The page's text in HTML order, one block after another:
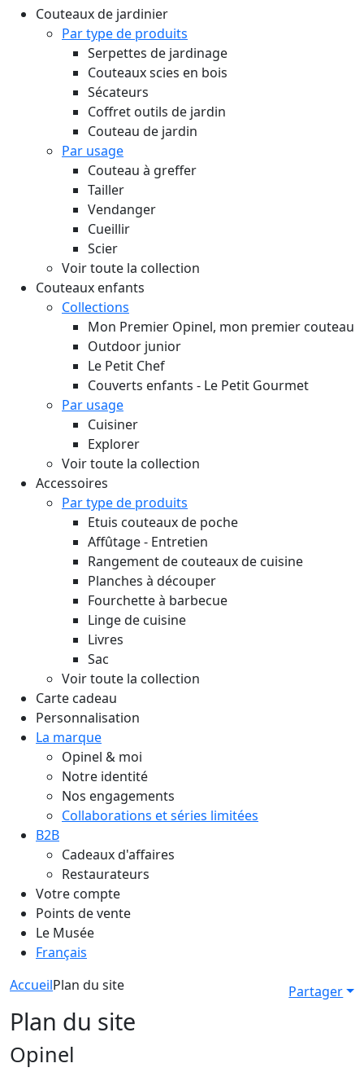
Couteaux de jardinier
Par type de produits
Serpettes de jardinage
Couteaux scies en bois
Sécateurs
Coffret outils de jardin
Couteau de jardin
Par usage
Couteau à greffer
Tailler
Vendanger
Cueillir
Scier
Voir toute la collection
Couteaux enfants
Collections
Mon Premier Opinel, mon premier couteau
Outdoor junior
Le Petit Chef
Couverts enfants - Le Petit Gourmet
Par usage
Cuisiner
Explorer
Voir toute la collection
Accessoires
Par type de produits
Etuis couteaux de poche
Affûtage - Entretien
Rangement de couteaux de cuisine
Planches à découper
Fourchette à barbecue
Linge de cuisine
Livres
Sac
Voir toute la collection
Carte cadeau
Personnalisation
La marque
Opinel & moi
Notre identité
Nos engagements
Collaborations et séries limitées
B2B
Cadeaux d'affaires
Restaurateurs
Votre compte
Points de vente
Le Musée
Français
AccueilPlan du site Partager
Plan du site
Opinel